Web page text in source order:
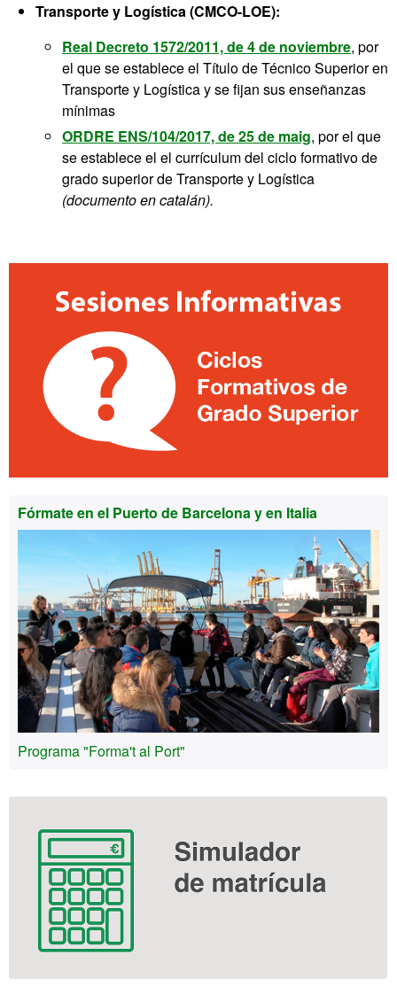
Transporte y Logística (CMCO-LOE):
Real Decreto 1572/2011, de 4 de noviembre, por
el que se establece el Título de Técnico Superior en
Transporte y Logística y se fijan sus enseñanzas
mínimas
ORDRE ENS/104/2017, de 25 de maig, por el que
se establece el el currículum del ciclo formativo de
grado superior de Transporte y Logística
(documento en catalán).
Información
complementaria
Fórmate en el Puerto de Barcelona y en Italia
Programa "Forma't al Port"